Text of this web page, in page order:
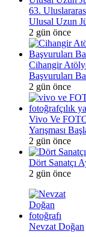
63.
Ulusal Uzun
2 gün önce
Cihangir
Başvuruları
2 gün önce
Vivo Ve
Yarışması
2 gün önce
Dört Sanatçı
2 gün önce
Nevzat Doğan